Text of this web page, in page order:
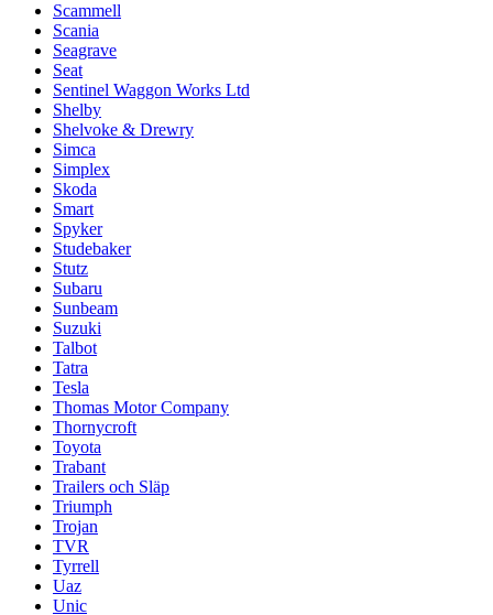
Scammell
Scania
Seagrave
Seat
Sentinel Waggon Works Ltd
Shelby
Shelvoke & Drewry
Simca
Simplex
Skoda
Smart
Spyker
Studebaker
Stutz
Subaru
Sunbeam
Suzuki
Talbot
Tatra
Tesla
Thomas Motor Company
Thornycroft
Toyota
Trabant
Trailers och Släp
Triumph
Trojan
TVR
Tyrrell
Uaz
Unic